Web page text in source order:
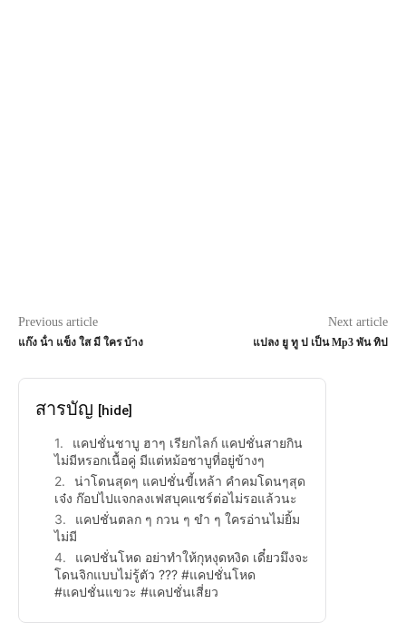
Previous article
แก๊ง น้ํา แข็ง ใส มี ใคร บ้าง
Next article
แปลง ยู ทู ป เป็น Mp3 พัน ทิป
สารบัญ [hide]
แคปชั่นชาบู ฮาๆ เรียกไลก์ แคปชั่นสายกิน
ไม่มีหรอกเนื้อคู่ มีแต่หม้อชาบูที่อยู่ข้างๆ
น่าโดนสุดๆ แคปชั่นขี้เหล้า คำคมโดนๆสุด
เจ๋ง ก๊อปไปแจกลงเฟสบุคแชร์ต่อไม่รอแล้วนะ
แคปชั่นตลก ๆ กวน ๆ ขำ ๆ ใครอ่านไม่ยิ้ม
ไม่มี
แคปชั่นโหด อย่าทำให้กุหงุดหงิด เดี๋ยวมึงจะ
โดนจิกแบบไม่รู้ตัว ??? #แคปชั่นโหด
#แคปชั่นแขวะ #แคปชั่นเสี่ยว